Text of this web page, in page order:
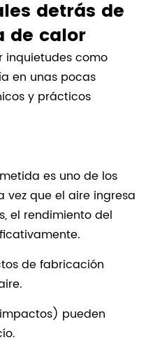
detrás de
de calor
inquietudes como
en unas pocas
y prácticos
es uno de los
vez que el aire ingresa
el rendimiento del
de fabricación
pueden